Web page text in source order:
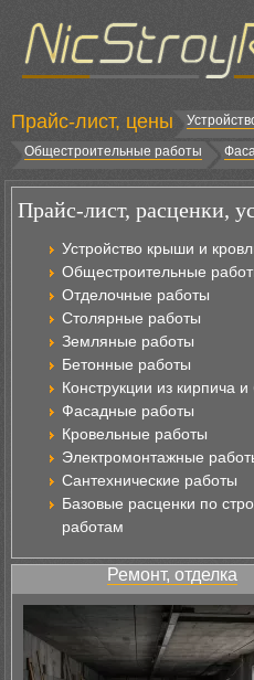
Прайс-лист, цены
Общестроительные работы
Прайс-лист, расценки,
Устройство крыши и
Общестроительные
Отделочные работы
Столярные работы
Земляные работы
Бетонные работы
Конструкции из кирпича и
Фасадные работы
Кровельные работы
Электромонтажные
Сантехнические работы
Базовые расценки по
работам
Ремонт, отделка